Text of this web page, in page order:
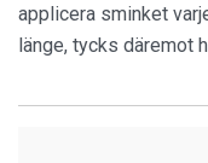
applicera sminket
länge, tycks däremot